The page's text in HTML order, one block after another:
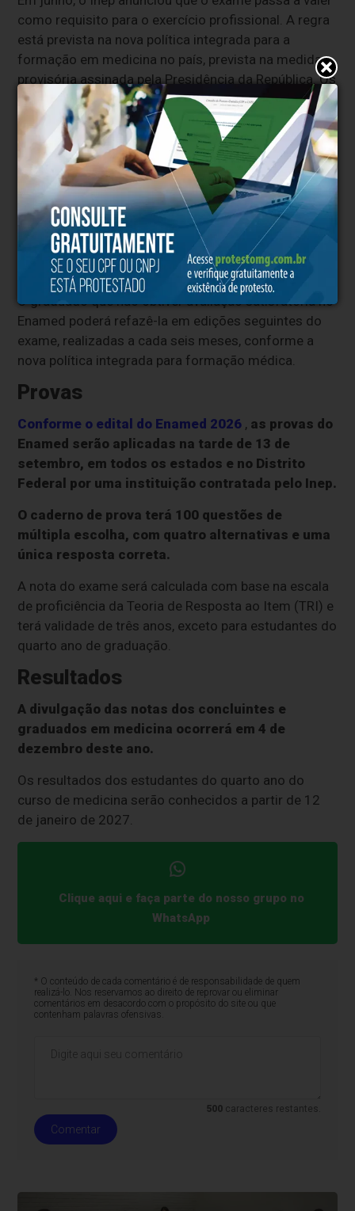
como requisito para o exercício profissional. A regra
está prevista na nova política integrada para a
formação em medicina no país, prevista na medida
provisória assinada pela Presidência da República. Os
formados em medicina somente vão poder realizar
sua inscrição no Conselho Regional de Medicina
(CRM) se tiverem rendimento suficiente no exame.O
registro no conselho é obrigatório para o
exercício legal da profissão de médico no Brasil.
A exigência de proficiência na prova para o
exercício profissional vai valer apenas para
quem ingressar na graduação a partir da data da
sua publicação.
O graduado que não obtiver avaliação satisfatória no
Enamed poderá refazê-la em edições seguintes do
exame, realizadas a cada seis meses, conforme a
nova política integrada para formação médica.
Provas
Conforme o edital do Enamed 2026 , as provas do
Enamed serão aplicadas na tarde de 13 de
setembro, em todos os estados e no Distrito
Federal por uma instituição contratada pelo Inep.
O caderno de prova terá 100 questões de
múltipla escolha, com quatro alternativas e uma
única resposta correta.
A nota do exame será calculada com base na escala
de proficiência da Teoria de Resposta ao Item (TRI) e
terá validade de três anos, exceto para estudantes do
quarto ano de graduação.
Resultados
A divulgação das notas dos concluintes e
graduados em medicina ocorrerá em 4 de
dezembro deste ano.
Os resultados dos estudantes do quarto ano do
curso de medicina serão conhecidos a partir de 12
de janeiro de 2027.
Clique aqui e faça parte do nosso grupo no
WhatsApp
* O conteúdo de cada comentário é de responsabilidade de quem
realizá-lo. Nos reservamos ao direito de reprovar ou eliminar
comentários em desacordo com o propósito do site ou que
contenham palavras ofensivas.
500 caracteres restantes.
Comentar